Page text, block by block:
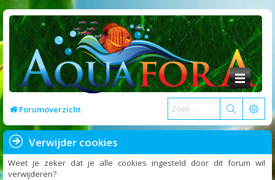
Forumoverzicht
Verwijder cookies
Weet je zeker dat je alle cookies ingesteld door dit forum wil
verwijderen?